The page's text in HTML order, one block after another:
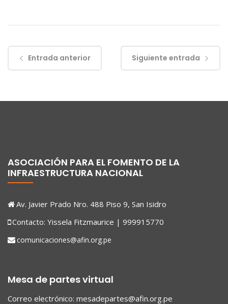
Entrada anterior Siguiente entrada
ASOCIACIÓN PARA EL FOMENTO DE LA
INFRAESTRUCTURA NACIONAL
Av. Javier Prado Nro. 488 Piso 9, San Isidro
Contacto: Yissela Fitzmaurice | 999915770
comunicaciones@afin.org.pe
Mesa de partes virtual
Correo electrónico: mesadepartes@afin.org.pe